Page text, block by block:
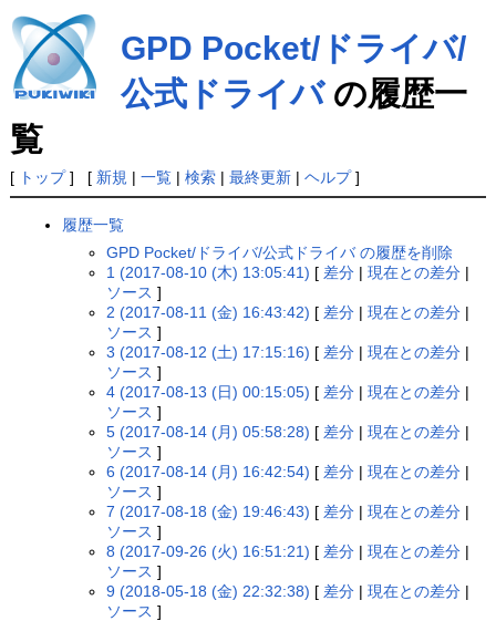
GPD Pocket/ドライバ/
公式ドライバの履歴一
覧
[ トップ] [ 新規 | 一覧| 検索| 最終更新| ヘルプ]
履歴一覧
GPD Pocket/ドライバ/公式ドライバ の履歴を削除
1 (2017-08-10 (木) 13:05:41) [ 差分 |現在との差分 |
ソース ]
2 (2017-08-11 (金) 16:43:42) [ 差分 |現在との差分 |
ソース ]
3 (2017-08-12 (土) 17:15:16) [ 差分 |現在との差分 |
ソース ]
4 (2017-08-13 (日) 00:15:05) [ 差分 |現在との差分 |
ソース ]
5 (2017-08-14 (月) 05:58:28) [ 差分 |現在との差分 |
ソース ]
6 (2017-08-14 (月) 16:42:54) [ 差分 |現在との差分 |
ソース ]
7 (2017-08-18 (金) 19:46:43) [ 差分 |現在との差分 |
ソース ]
8 (2017-09-26 (火) 16:51:21) [ 差分 |現在との差分 |
ソース ]
9 (2018-05-18 (金) 22:32:38) [ 差分 |現在との差分 |
ソース ]